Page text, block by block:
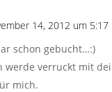
14, 2012 um 5:17
schon gebucht…:)
werde verruckt mit
mich.